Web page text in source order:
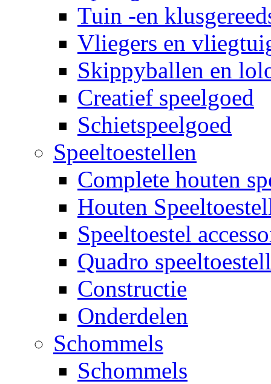
Tuin -en
Vliegers en
Skippyballen en
Creatief speelgoed
Schietspeelgoed
Speeltoestellen
Complete houten
Houten
Speeltoestel
Quadro
Constructie
Onderdelen
Schommels
Schommels